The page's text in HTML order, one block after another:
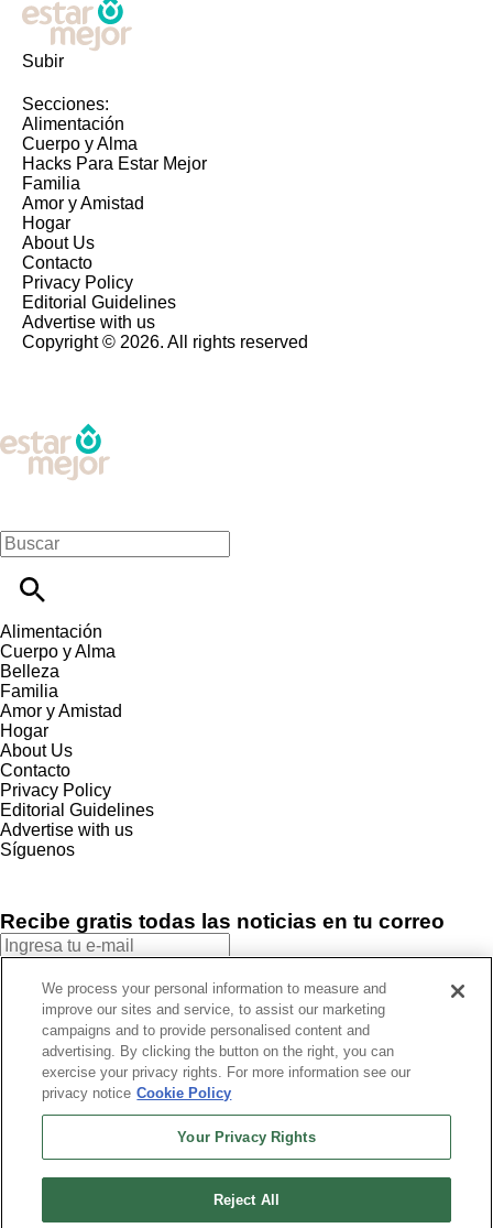
Subir
Secciones:
Alimentación
Cuerpo y Alma
Hacks Para Estar Mejor
Familia
Amor y Amistad
Hogar
About Us
Contacto
Privacy Policy
Editorial Guidelines
Advertise with us
Copyright © 2026. All rights reserved
Alimentación
Cuerpo y Alma
Belleza
Familia
Amor y Amistad
Hogar
About Us
Contacto
Privacy Policy
Editorial Guidelines
Advertise with us
Síguenos
Recibe gratis todas las noticias en tu correo
SUSCRIBIRME
Este sitio está protegido por reCAPTCHA y Google
privacidady Se aplican lasCondiciones de servicio
¡Muchas gracias!Ya estás suscrito a nuestro newsletter
Recibe gratis todas las noticias en tu correo
SUSCRIBIRME
We process your personal information to measure and
improve our sites and service, to assist our marketing
campaigns and to provide personalised content and
advertising. By clicking the button on the right, you can
exercise your privacy rights. For more information see our
privacy notice Cookie Policy
Your Privacy Rights
Reject All